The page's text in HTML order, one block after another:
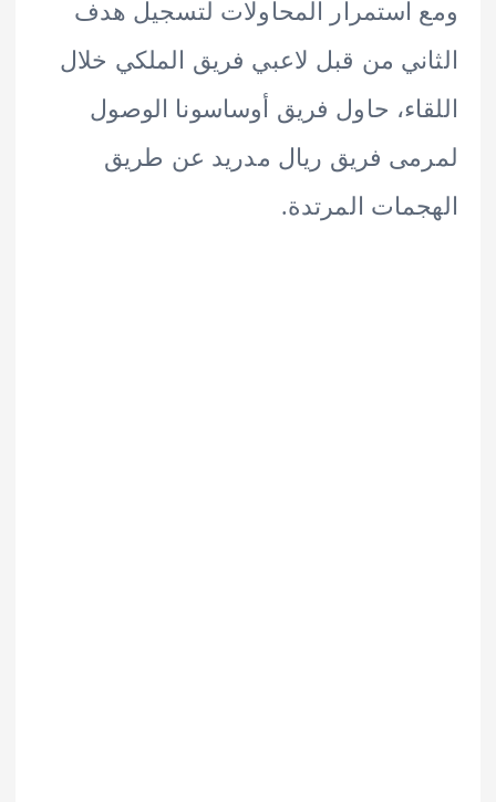
استمرار المحاولات لتسجيل هدف
من قبل لاعبي فريق الملكي خلال
حاول فريق أوساسونا الوصول
فريق ريال مدريد عن طريق
المرتدة.